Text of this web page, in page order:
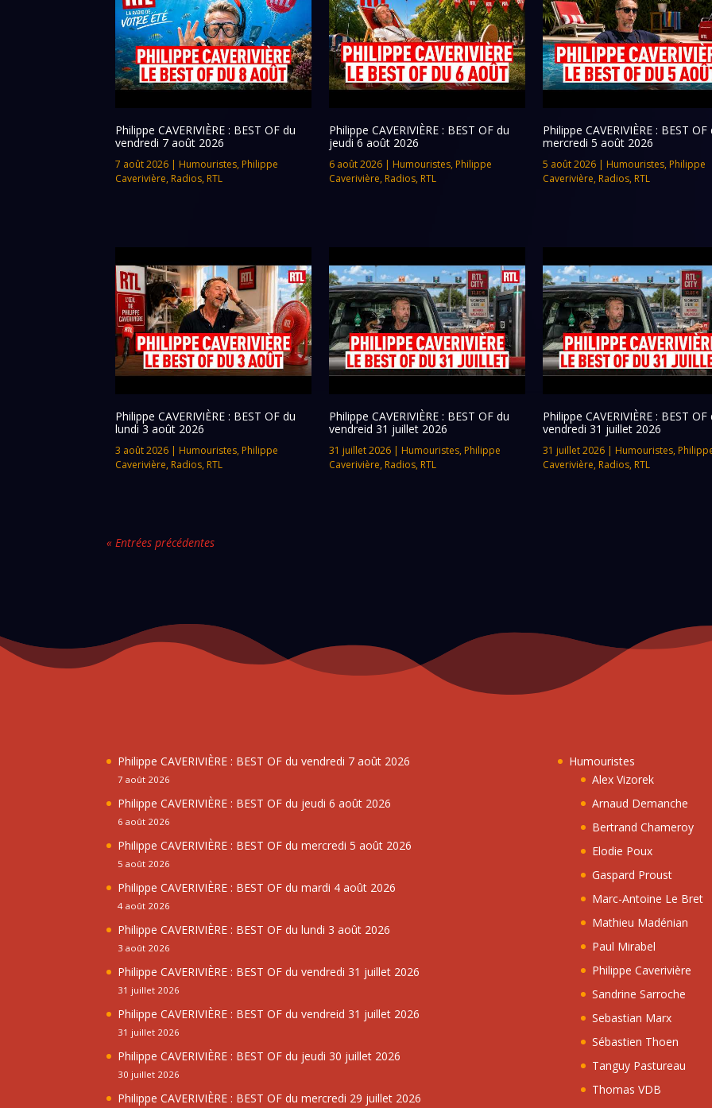
Philippe CAVERIVIÈRE : BEST OF du
vendredi 7 août 2026
7 août 2026 | Humouristes, Philippe
Caverivière, Radios, RTL
Philippe CAVERIVIÈRE : BEST OF du
jeudi 6 août 2026
6 août 2026| Humouristes, Philippe
Caverivière, Radios, RTL
Philippe CAVERIVIÈRE : BEST OF
mercredi 5 août 2026
5 août 2026| Humouristes, Philippe
Caverivière, Radios, RTL
Philippe CAVERIVIÈRE : BEST OF du
lundi 3 août 2026
3 août 2026 | Humouristes, Philippe
Caverivière, Radios, RTL
Philippe CAVERIVIÈRE : BEST OF du
vendreid 31 juillet 2026
31 juillet 2026| Humouristes, Philippe
Caverivière, Radios, RTL
Philippe CAVERIVIÈRE : BEST OF
vendredi 31 juillet 2026
31 juillet 2026| Humouristes,
Caverivière, Radios, RTL
« Entrées précédentes
Philippe CAVERIVIÈRE : BEST OF du vendredi 7 août 2026
7 août 2026
Philippe CAVERIVIÈRE : BEST OF du jeudi 6 août 2026
6 août 2026
Philippe CAVERIVIÈRE : BEST OF du mercredi 5 août 2026
5 août 2026
Philippe CAVERIVIÈRE : BEST OF du mardi 4 août 2026
4 août 2026
Philippe CAVERIVIÈRE : BEST OF du lundi 3 août 2026
3 août 2026
Philippe CAVERIVIÈRE : BEST OF du vendredi 31 juillet 2026
31 juillet 2026
Philippe CAVERIVIÈRE : BEST OF du vendreid 31 juillet 2026
31 juillet 2026
Philippe CAVERIVIÈRE : BEST OF du jeudi 30 juillet 2026
30 juillet 2026
Philippe CAVERIVIÈRE : BEST OF du mercredi 29 juillet 2026
Humouristes
Alex Vizorek
Arnaud Demanche
Bertrand Chameroy
Elodie Poux
Gaspard Proust
Marc-Antoine Le Bret
Mathieu Madénian
Paul Mirabel
Philippe Caverivière
Sandrine Sarroche
Sebastian Marx
Sébastien Thoen
Tanguy Pastureau
Thomas VDB